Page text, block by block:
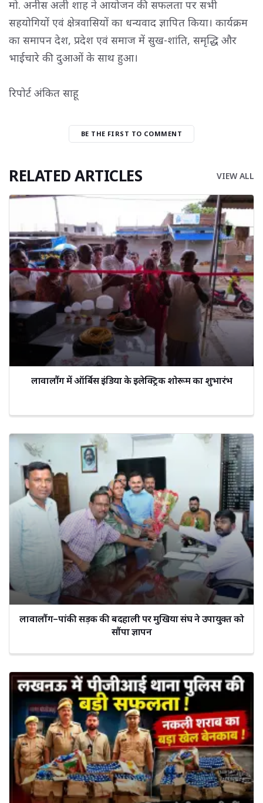
मो. अनीस अली शाह ने आयोजन की सफलता पर सभी
सहयोगियों एवं क्षेत्रवासियों का धन्यवाद ज्ञापित किया। कार्यक्रम
का समापन देश, प्रदेश एवं समाज में सुख-शांति, समृद्धि और
भाईचारे की दुआओं के साथ हुआ।
रिपोर्ट अंकित साहू
BE THE FIRST TO COMMENT
RELATED ARTICLES VIEW ALL
लावालौंग में ऑर्बिस इंडिया के इलेक्ट्रिक शोरूम का शुभारंभ
लावालौंग–पांकी सड़क की बदहाली पर मुखिया संघ ने उपायुक्त को
सौंपा ज्ञापन